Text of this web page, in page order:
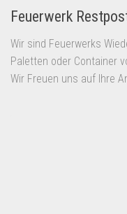
Feuerwerk
Wir sind Feuerwerks
Paletten oder Container
Wir Freuen uns auf Ihre